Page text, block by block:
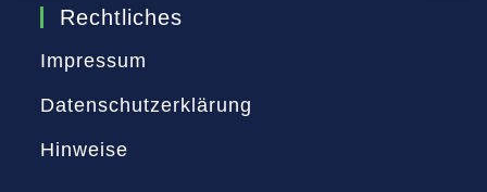
Rechtliches
Impressum
Datenschutzerklärung
Hinweise